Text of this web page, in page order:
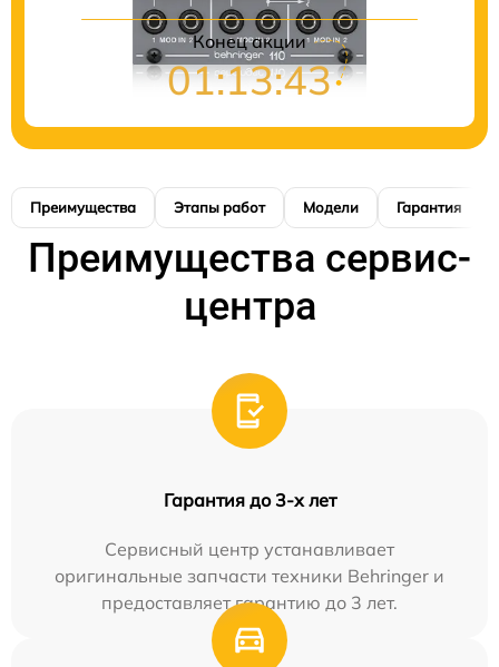
Конец акции
01:13:42
Преимущества Этапы работ Модели Гарантия
Преимущества сервис-
центра
Гарантия до 3-х лет
Сервисный центр устанавливает
оригинальные запчасти техники Behringer и
предоставляет гарантию до 3 лет.